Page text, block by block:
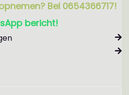
Bel 0654366717!
bericht!